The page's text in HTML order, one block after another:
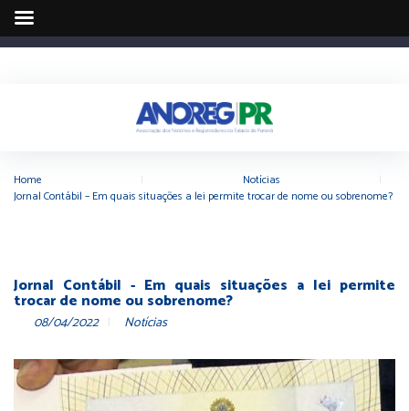
Home Notícias
Jornal Contábil – Em quais situações a lei permite trocar de nome ou sobrenome?
Jornal Contábil - Em quais situações a lei permite
trocar de nome ou sobrenome?
08/04/2022 Notícias